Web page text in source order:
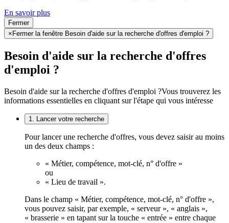
En savoir plus
Fermer
× Fermer la fenêtre Besoin d'aide sur la recherche d'offres d'emploi ?
Besoin d'aide sur la recherche d'offres
d'emploi ?
Besoin d'aide sur la recherche d'offres d'emploi ?Vous trouverez les
informations essentielles en cliquant sur l'étape qui vous intéresse
1. Lancer votre recherche
Pour lancer une recherche d'offres, vous devez saisir au moins
un des deux champs :
« Métier, compétence, mot-clé, n° d'offre »
ou
« Lieu de travail ».
Dans le champ « Métier, compétence, mot-clé, n° d'offre »,
vous pouvez saisir, par exemple, « serveur », « anglais »,
« brasserie » en tapant sur la touche « entrée » entre chaque